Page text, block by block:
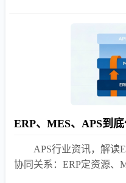
APS行业资讯，解读
协同关系：ERP定资源、